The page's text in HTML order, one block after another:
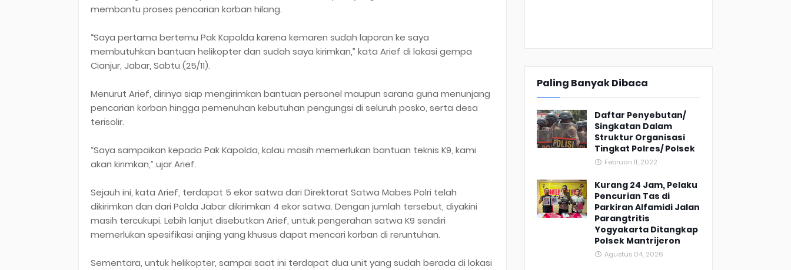
membantu proses pencarian korban hilang.
“Saya pertama bertemu Pak Kapolda karena kemaren sudah laporan ke saya
membutuhkan bantuan helikopter dan sudah saya kirimkan,” kata Arief di lokasi gempa
Cianjur, Jabar, Sabtu (25/11).
Menurut Arief, dirinya siap mengirimkan bantuan personel maupun sarana guna menunjang
pencarian korban hingga pemenuhan kebutuhan pengungsi di seluruh posko, serta desa
terisolir.
“Saya sampaikan kepada Pak Kapolda, kalau masih memerlukan bantuan teknis K9, kami
akan kirimkan,” ujar Arief.
Sejauh ini, kata Arief, terdapat 5 ekor satwa dari Direktorat Satwa Mabes Polri telah
dikirimkan dan dari Polda Jabar dikirimkan 4 ekor satwa. Dengan jumlah tersebut, diyakini
masih tercukupi. Lebih lanjut disebutkan Arief, untuk pengerahan satwa K9 sendiri
memerlukan spesifikasi anjing yang khusus dapat mencari korban di reruntuhan.
Sementara, untuk helikopter, sampai saat ini terdapat dua unit yang sudah berada di lokasi
Paling Banyak Dibaca
Daftar Penyebutan/
Singkatan Dalam
Struktur Organisasi
Tingkat Polres/ Polsek
Februari 11, 2022
Kurang 24 Jam, Pelaku
Pencurian Tas di
Parkiran Alfamidi Jalan
Parangtritis
Yogyakarta Ditangkap
Polsek Mantrijeron
Agustus 04, 2026